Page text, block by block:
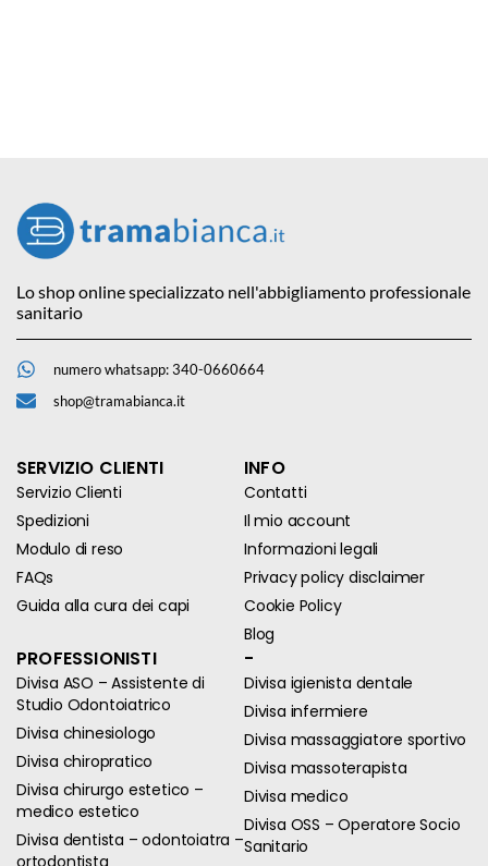
Lo shop online specializzato nell'abbigliamento professionale
sanitario
numero whatsapp: 340-0660664
shop@tramabianca.it
SERVIZIO CLIENTI
Servizio Clienti
Spedizioni
Modulo di reso
FAQs
Guida alla cura dei capi
INFO
Contatti
Il mio account
Informazioni legali
Privacy policy disclaimer
Cookie Policy
Blog
PROFESSIONISTI
Divisa ASO – Assistente di
Studio Odontoiatrico
Divisa chinesiologo
Divisa chiropratico
Divisa chirurgo estetico –
medico estetico
Divisa dentista – odontoiatra –
-
Divisa igienista dentale
Divisa infermiere
Divisa massaggiatore sportivo
Divisa massoterapista
Divisa medico
Divisa OSS – Operatore Socio
Sanitario